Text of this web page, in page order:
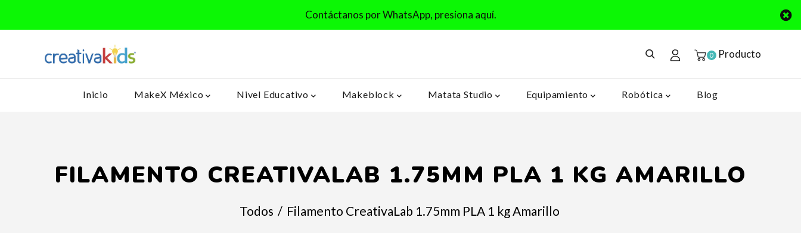
Contáctanos por WhatsApp, presiona aquí.
0 Producto
Inicio MakeX México Nivel Educativo Makeblock Matata Studio Equipamiento Robótica Blog
FILAMENTO CREATIVALAB 1.75MM PLA 1 KG AMARILLO
Todos / Filamento CreativaLab 1.75mm PLA 1 kg Amarillo